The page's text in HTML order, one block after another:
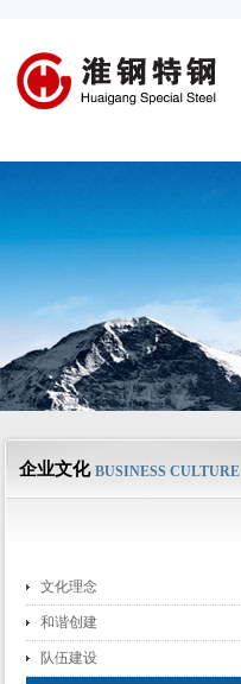
企业文化 BUSINESS CULTURE
文化理念
和谐创建
队伍建设